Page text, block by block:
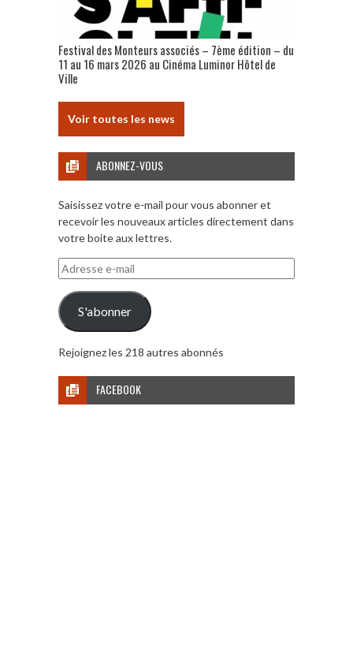
Festival des Monteurs associés – 7ème édition – du
11 au 16 mars 2026 au Cinéma Luminor Hôtel de
Ville
Voir toutes les news
ABONNEZ-VOUS
Saisissez votre e-mail pour vous abonner et
recevoir les nouveaux articles directement dans
votre boite aux lettres.
Adresse
e-
mail
S'abonner
Rejoignez les 218 autres abonnés
FACEBOOK